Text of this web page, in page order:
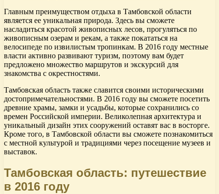
Главным преимуществом отдыха в Тамбовской области
является ее уникальная природа. Здесь вы сможете
насладиться красотой живописных лесов, прогуляться по
живописным озерам и рекам, а также покататься на
велосипеде по извилистым тропинкам. В 2016 году местные
власти активно развивают туризм, поэтому вам будет
предложено множество маршрутов и экскурсий для
знакомства с окрестностями.
Тамбовская область также славится своими историческими
достопримечательностями. В 2016 году вы сможете посетить
древние храмы, замки и усадьбы, которые сохранились со
времен Российской империи. Великолепная архитектура и
уникальный дизайн этих сооружений оставят вас в восторге.
Кроме того, в Тамбовской области вы сможете познакомиться
с местной культурой и традициями через посещение музеев и
выставок.
Тамбовская область: путешествие
в 2016 году